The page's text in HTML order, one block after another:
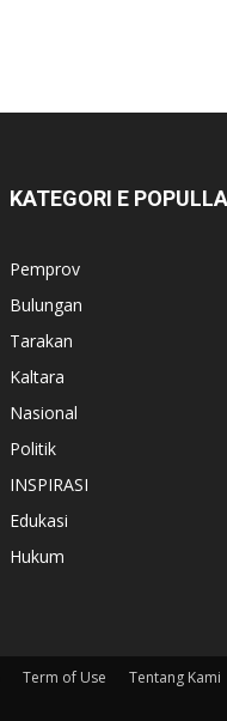
KATEGORI E
Pemprov
Bulungan
Tarakan
Kaltara
Nasional
Politik
INSPIRASI
Edukasi
Hukum
Term of Use Tentang Kami